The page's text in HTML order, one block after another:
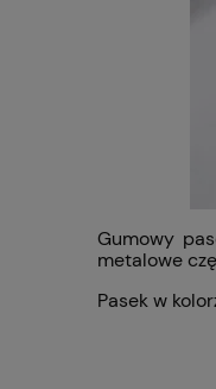
Gumowy
metalowe
Pasek w